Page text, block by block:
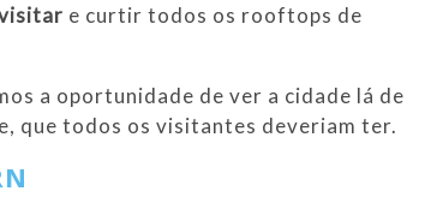
e curtir todos os rooftops de
a oportunidade de ver a cidade lá de
que todos os visitantes deveriam ter.